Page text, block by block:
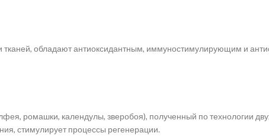
обладают антиоксидантным, иммуностимулирующим и
ромашки, календулы, зверобоя), полученный по технологии
стимулирует процессы регенерации.